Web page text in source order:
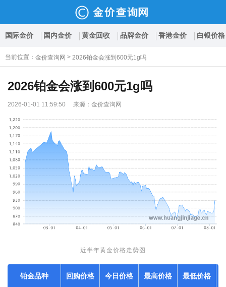
国际金价 国内金价 黄金回收 品牌金价 香港金价 白银价格
当前位置 ： 金价查询网 > 2026铂金会涨到600元1g吗
2026铂金会涨到600元1g吗
2026-01-01 11:59:50 来源：金价查询网
近半年黄金价格走势图
铂金品种 回购价格 今日价格 最高价格 最低价格